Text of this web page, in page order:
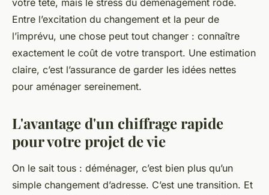
Joëlle •07/05/2026 18:29•11 min de lecture
votre tête, mais le stress du déménagement rôde.
Entre l’excitation du changement et la peur de
l’imprévu, une chose peut tout changer : connaître
exactement le coût de votre transport. Une estimation
claire, c’est l’assurance de garder les idées nettes
pour aménager sereinement.
L'avantage d'un chiffrage rapide
pour votre projet de vie
On le sait tous : déménager, c’est bien plus qu’un
simple changement d’adresse. C’est une transition. Et